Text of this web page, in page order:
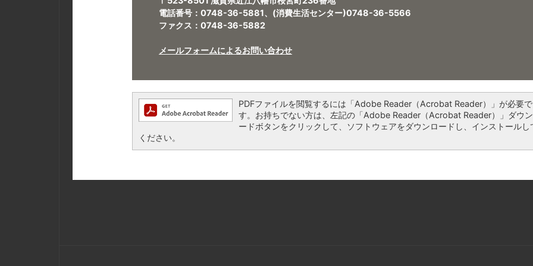
電話番号：0748-36-5881、(消費生活センター)0748-36-5566
ファクス：0748-36-5882
メールフォームによるお問い合わせ
PDFファイルを閲覧するには「Adobe Reader（Acrobat Reader）」が必要で
す。お持ちでない方は、左記の「Adobe Reader（Acrobat Reader）」ダウ
ードボタンをクリックして、ソフトウェアをダウンロードし、インストールし
ください。